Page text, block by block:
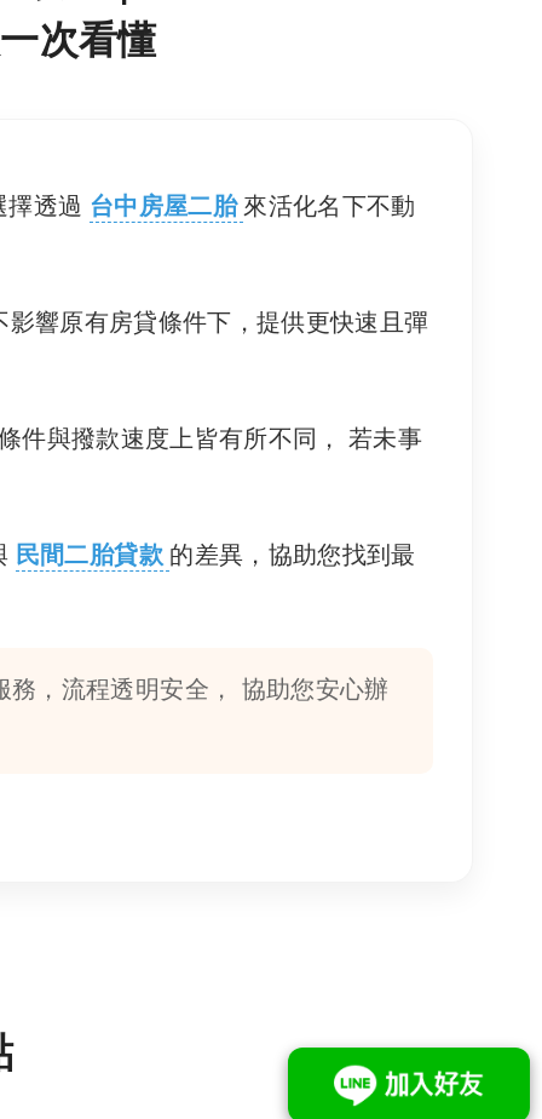
次看懂
透過 台中房屋二胎來活化名下不動
響原有房貸條件下，提供更快速且彈
件與撥款速度上皆有所不同， 若未事
民間二胎貸款 的差異，協助您找到最
，流程透明安全， 協助您安心辦